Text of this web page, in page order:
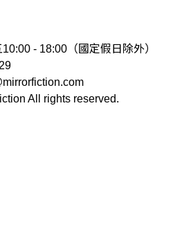
- 18:00（國定假日除外）
All rights reserved.